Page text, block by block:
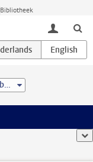
Bibliotheek
toggle
FGGA Faculteitsbestuur en -bureau